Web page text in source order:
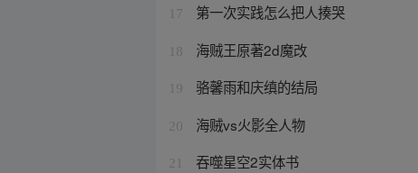
17 第一次实践怎么把人揍哭
18 海贼王原著2d魔改
19 骆馨雨和庆缜的结局
20 海贼vs火影全人物
21 吞噬星空2实体书